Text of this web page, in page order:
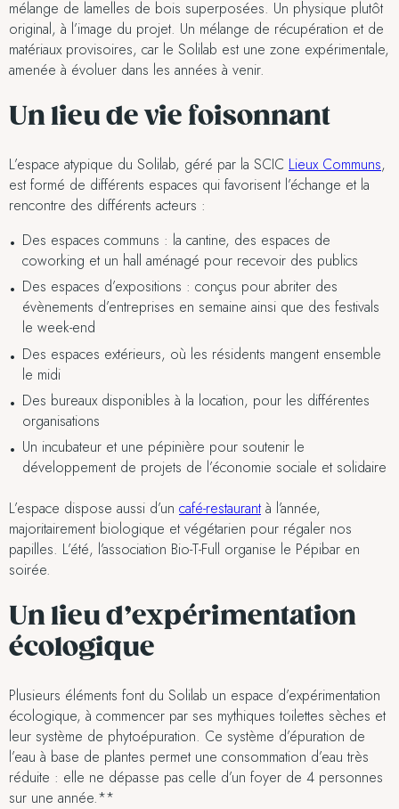
mélange de lamelles de bois superposées. Un physique plutôt
original, à l’image du projet. Un mélange de récupération et de
matériaux provisoires, car le Solilab est une zone expérimentale,
amenée à évoluer dans les années à venir.
Un lieu de vie foisonnant
L’espace atypique du Solilab, géré par la SCIC Lieux Communs,
est formé de différents espaces qui favorisent l’échange et la
rencontre des différents acteurs :
Des espaces communs : la cantine, des espaces de
coworking et un hall aménagé pour recevoir des publics
Des espaces d’expositions : conçus pour abriter des
évènements d’entreprises en semaine ainsi que des festivals
le week-end
Des espaces extérieurs, où les résidents mangent ensemble
le midi
Des bureaux disponibles à la location, pour les différentes
organisations
Un incubateur et une pépinière pour soutenir le
développement de projets de l’économie sociale et solidaire
L’espace dispose aussi d’un café-restaurantà l’année,
majoritairement biologique et végétarien pour régaler nos
papilles. L’été, l’association Bio-T-Full organise le Pépibar en
soirée.
Un lieu d’expérimentation
écologique
Plusieurs éléments font du Solilab un espace d’expérimentation
écologique, à commencer par ses mythiques toilettes sèches et
leur système de phytoépuration. Ce système d’épuration de
l’eau à base de plantes permet une consommation d’eau très
réduite : elle ne dépasse pas celle d’un foyer de 4 personnes
sur une année.**